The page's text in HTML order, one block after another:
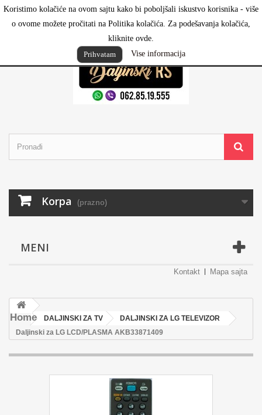
Koristimo kolačiće na ovom sajtu kako bi poboljšali iskustvo korisnika - više
o ovome možete pročitati na Politika kolačića. Za podešavanja kolačića,
kliknite ovde.
Prihvatam
Vise informacija
Prijavi se
Korpa (prazno)
MENI
Kontakt Mapa sajta
Home DALJINSKI ZA TV
DALJINSKI ZA LG TELEVIZOR
Daljinski za LG LCD/PLASMA AKB33871409